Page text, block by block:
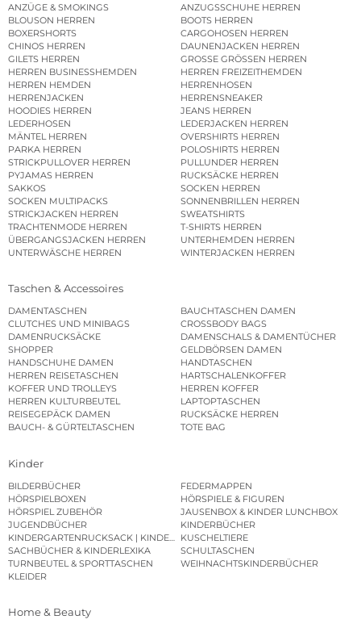
ANZÜGE & SMOKINGS
ANZUGSSCHUHE HERREN
BLOUSON HERREN
BOOTS HERREN
BOXERSHORTS
CARGOHOSEN HERREN
CHINOS HERREN
DAUNENJACKEN HERREN
GILETS HERREN
GROSSE GRÖSSEN HERREN
HERREN BUSINESSHEMDEN
HERREN FREIZEITHEMDEN
HERREN HEMDEN
HERRENHOSEN
HERRENJACKEN
HERRENSNEAKER
HOODIES HERREN
JEANS HERREN
LEDERHOSEN
LEDERJACKEN HERREN
MÄNTEL HERREN
OVERSHIRTS HERREN
PARKA HERREN
POLOSHIRTS HERREN
STRICKPULLOVER HERREN
PULLUNDER HERREN
PYJAMAS HERREN
RUCKSÄCKE HERREN
SAKKOS
SOCKEN HERREN
SOCKEN MULTIPACKS
SONNENBRILLEN HERREN
STRICKJACKEN HERREN
SWEATSHIRTS
TRACHTENMODE HERREN
T-SHIRTS HERREN
ÜBERGANGSJACKEN HERREN
UNTERHEMDEN HERREN
UNTERWÄSCHE HERREN
WINTERJACKEN HERREN
Taschen & Accessoires
DAMENTASCHEN
BAUCHTASCHEN DAMEN
CLUTCHES UND MINIBAGS
CROSSBODY BAGS
DAMENRUCKSÄCKE
DAMENSCHALS & DAMENTÜCHER
SHOPPER
GELDBÖRSEN DAMEN
HANDSCHUHE DAMEN
HANDTASCHEN
HERREN REISETASCHEN
HARTSCHALENKOFFER
KOFFER UND TROLLEYS
HERREN KOFFER
HERREN KULTURBEUTEL
LAPTOPTASCHEN
REISEGEPÄCK DAMEN
RUCKSÄCKE HERREN
BAUCH- & GÜRTELTASCHEN
TOTE BAG
Kinder
BILDERBÜCHER
FEDERMAPPEN
HÖRSPIELBOXEN
HÖRSPIELE & FIGUREN
HÖRSPIEL ZUBEHÖR
JAUSENBOX & KINDER LUNCHBOX
JUGENDBÜCHER
KINDERBÜCHER
KINDERGARTENRUCKSACK | KINDERGARTENBEUTEL
KUSCHELTIERE
SACHBÜCHER & KINDERLEXIKA
SCHULTASCHEN
TURNBEUTEL & SPORTTASCHEN
WEIHNACHTSKINDERBÜCHER
KLEIDER
Home & Beauty